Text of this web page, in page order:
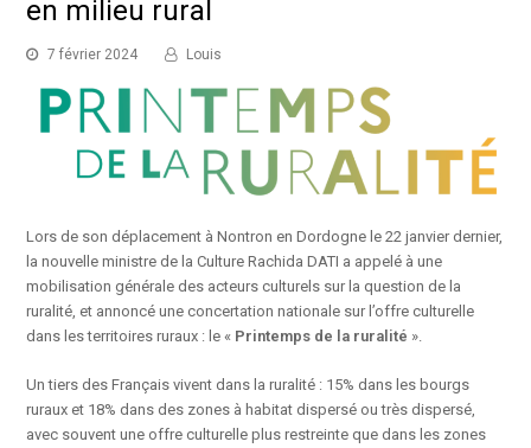
en milieu rural
7 février 2024 Louis
Lors de son déplacement à Nontron en Dordogne le 22 janvier dernier,
la nouvelle ministre de la Culture Rachida DATI a appelé à une
mobilisation générale des acteurs culturels sur la question de la
ruralité, et annoncé une concertation nationale sur l’offre culturelle
dans les territoires ruraux : le « Printemps de la ruralité ».
Un tiers des Français vivent dans la ruralité : 15% dans les bourgs
ruraux et 18% dans des zones à habitat dispersé ou très dispersé,
avec souvent une offre culturelle plus restreinte que dans les zones